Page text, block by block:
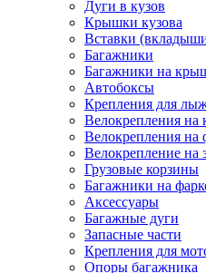
Дуги в кузов
Крышки кузова
Вставки
Багажники
Багажники на
Автобоксы
Крепления для
Велокрепления
Велокрепления на
Велокрепление на
Грузовые корзины
Багажники на
Аксессуары
Багажные дуги
Запасные части
Крепления для
Опоры багажника